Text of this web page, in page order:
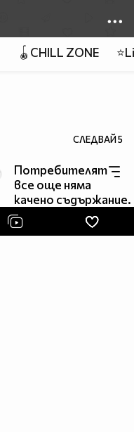
🪀CHILL ZONE
СЛЕДВАЙ5
Потребителят
все още няма
качено съдържание.